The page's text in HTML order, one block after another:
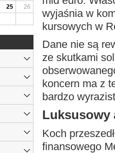
wyjaśnia w
kursowych w
Dane nie są
ze skutkami
koncern ma z
bardzo
Luksusowy
Koch
finansowego
25
26